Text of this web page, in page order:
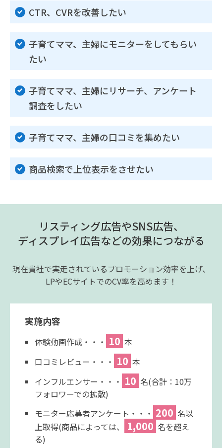
CTR、CVRを改善したい
子育てママ、主婦にモニターをしてもらい
たい
子育てママ、主婦にリサーチ、アンケート
調査をしたい
子育てママ、主婦の口コミを集めたい
商品検索で上位表示をさせたい
リスティング広告やSNS広告、
ディスプレイ広告などの効果につながる
現在貴社で実走されているプロモーション効率を上げ、
LPやECサイトでのCV率を高めます！
実施内容
体験動画作成・・・ 10 本
口コミレビュー・・・ 10 本
インフルエンサー・・・ 10 名(合計：10万
フォロワーでの拡散)
モニター応募者アンケート・・・ 200 名以
上取得(商品によっては、
1,000 名を超え
る)